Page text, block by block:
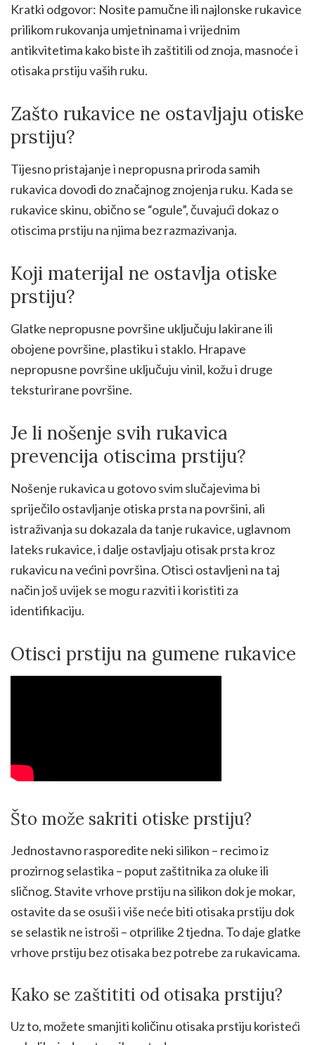
Kratki odgovor: Nosite pamučne ili najlonske rukavice
prilikom rukovanja umjetninama i vrijednim
antikvitetima kako biste ih zaštitili od znoja, masnoće i
otisaka prstiju vaših ruku.
Zašto rukavice ne ostavljaju otiske
prstiju?
Tijesno pristajanje i nepropusna priroda samih
rukavica dovodi do značajnog znojenja ruku. Kada se
rukavice skinu, obično se “ogule”, čuvajući dokaz o
otiscima prstiju na njima bez razmazivanja.
Koji materijal ne ostavlja otiske
prstiju?
Glatke nepropusne površine uključuju lakirane ili
obojene površine, plastiku i staklo. Hrapave
nepropusne površine uključuju vinil, kožu i druge
teksturirane površine.
Je li nošenje svih rukavica
prevencija otiscima prstiju?
Nošenje rukavica u gotovo svim slučajevima bi
spriječilo ostavljanje otiska prsta na površini, ali
istraživanja su dokazala da tanje rukavice, uglavnom
lateks rukavice, i dalje ostavljaju otisak prsta kroz
rukavicu na većini površina. Otisci ostavljeni na taj
način još uvijek se mogu razviti i koristiti za
identifikaciju.
Otisci prstiju na gumene rukavice
Što može sakriti otiske prstiju?
Jednostavno rasporedite neki silikon – recimo iz
prozirnog selastika – poput zaštitnika za oluke ili
sličnog. Stavite vrhove prstiju na silikon dok je mokar,
ostavite da se osuši i više neće biti otisaka prstiju dok
se selastik ne istroši – otprilike 2 tjedna. To daje glatke
vrhove prstiju bez otisaka bez potrebe za rukavicama.
Kako se zaštititi od otisaka prstiju?
Uz to, možete smanjiti količinu otisaka prstiju koristeći